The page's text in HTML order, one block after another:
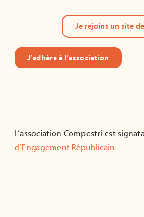
Je rejoins un site
J’adhère à l’association
L’association Compostri est
d’Engagement Républicain